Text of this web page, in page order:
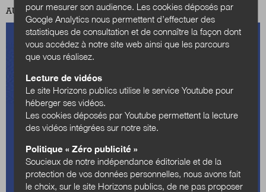
AU SOMMAIRE DE CE NUMÉRO
pour mesurer son audience. Les cookies déposés par
Google Analytics nous permettent d’effectuer des
statistiques de consultation et de connaître la façon dont
vous accédez à notre site web ainsi que les parcours
que vous réalisez.
Lecture de vidéos
Le site Horizons publics utilise le service Youtube pour
héberger ses vidéos.
Les cookies déposés par Youtube permettent la lecture
des vidéos intégrées sur notre site.
Politique « Zéro publicité »
Soucieux de notre indépendance éditoriale et de la
protection de vos données personnelles, nous avons fait
le choix, sur le site Horizons publics, de ne pas proposer